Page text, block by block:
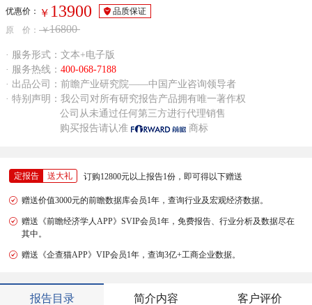
优惠价： ￥ 13900
品质保证
原 价： ￥16800
· 服务形式：文本+电子版
· 服务热线： 400-068-7188
· 出品公司：前瞻产业研究院——中国产业咨询领导者
· 特别声明：我公司对所有研究报告产品拥有唯一著作权
公司从未通过任何第三方进行代理销售
购买报告请认准
商标
定报告 送大礼 订购12800元以上报告1份，即可得以下赠送
赠送价值3000元的前瞻数据库会员1年，查询行业及宏观经济数据。
赠送《前瞻经济学人APP》SVIP会员1年，免费报告、行业分析及数据尽在
其中。
赠送《企查猫APP》VIP会员1年，查询3亿+工商企业数据。
报告目录 简介内容 客户评价